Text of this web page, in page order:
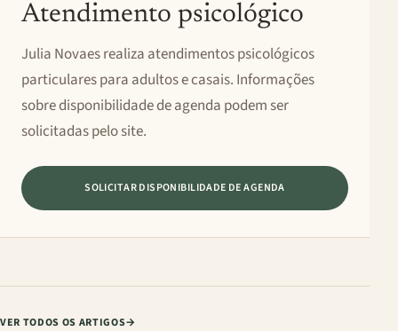
Atendimento psicológico
Julia Novaes realiza atendimentos psicológicos
particulares para adultos e casais. Informações
sobre disponibilidade de agenda podem ser
solicitadas pelo site.
SOLICITAR DISPONIBILIDADE DE AGENDA
VER TODOS OS ARTIGOS→